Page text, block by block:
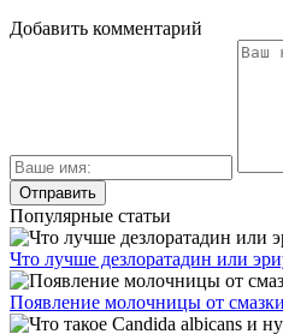
Добавить комментарий
Популярные статьи
Что лучше дезлоратадин или
Появление молочницы от